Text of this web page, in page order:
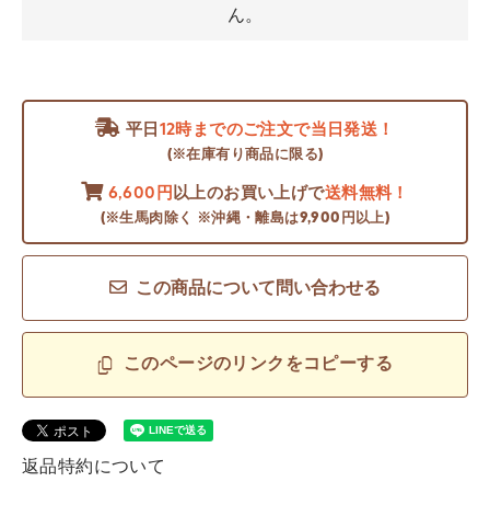
ん。
平日 12時までのご注文で当日発送！
(※在庫有り商品に限る)
6,600円 以上のお買い上げで送料無料！
(※生馬肉除く ※沖縄・離島は9,900円以上)
この商品について問い合わせる
このページのリンクをコピーする
返品特約について